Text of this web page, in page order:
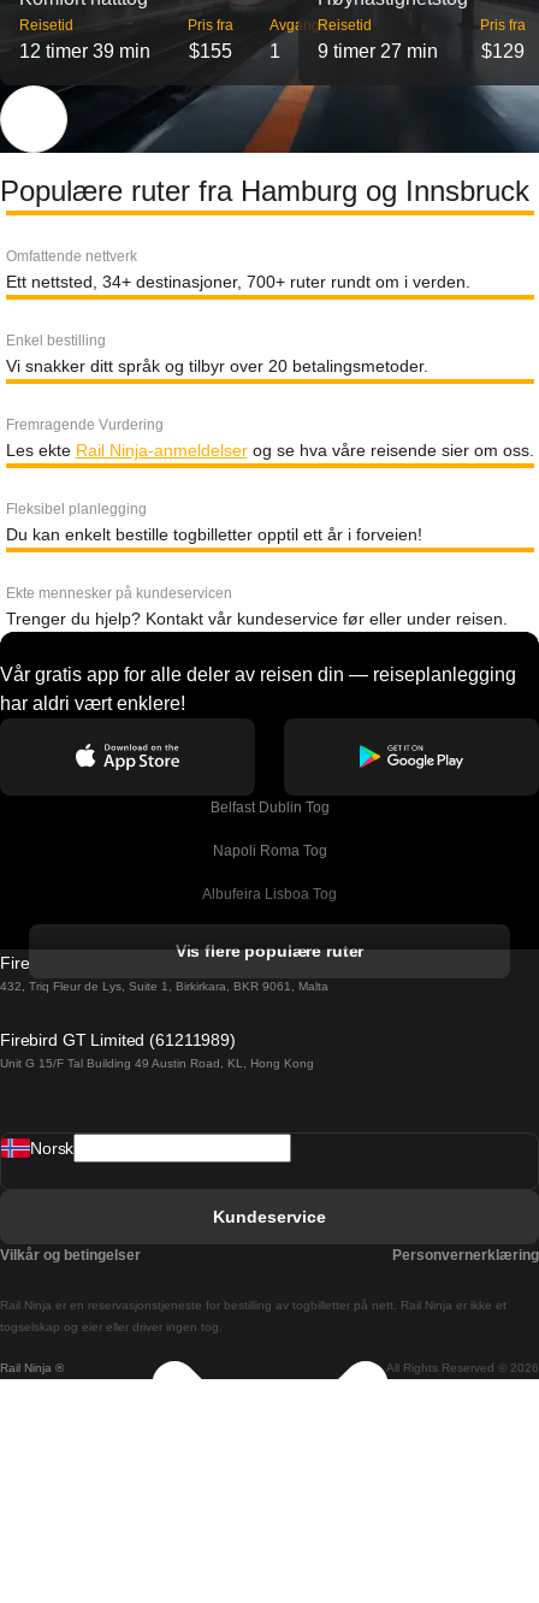
Reisetid
12 timer 39 min
Pris fra
$155
Avganger
1
Reisetid
9 timer 27 min
Pris fra
$129
Populære ruter fra Hamburg og Innsbruck
Omfattende nettverk
Ett nettsted, 34+ destinasjoner, 700+ ruter rundt om i verden.
Enkel bestilling
Vi snakker ditt språk og tilbyr over 20 betalingsmetoder.
Fremragende Vurdering
Les ekte Rail Ninja-anmeldelserog se hva våre reisende sier om oss.
Fleksibel planlegging
Du kan enkelt bestille togbilletter opptil ett år i forveien!
Ekte mennesker på kundeservicen
Trenger du hjelp? Kontakt vår kundeservice før eller under reisen.
Vår gratis app for alle deler av reisen din — reiseplanlegging
har aldri vært enklere!
Belfast Dublin Tog
Napoli Roma Tog
Albufeira Lisboa Tog
Barcelona Madrid Tog
Barcelona Sevilla Tog
Budapest Prague Tog
Vis flere populære ruter
Firebird GT Limited (OC 1451)
432, Triq Fleur de Lys, Suite 1, Birkirkara, BKR 9061, Malta
Firebird GT Limited (61211989)
Unit G 15/F Tal Building 49 Austin Road, KL, Hong Kong
Rail Ninja ® All Rights Reserved © 2026
Rail Ninja er en reservasjons­tjeneste for bestilling av togbilletter på nett. Rail Ninja er ikke et
togselskap og eier eller driver ingen tog.
Norsk
Kundeservice
Vilkår og betingelser Personvernerklæring